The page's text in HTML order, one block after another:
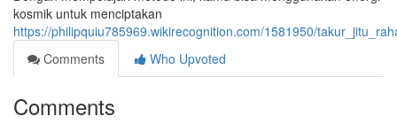
kosmik untuk menciptakan
https://philipquiu785969.wikirecognition.com/1581950/
Comments
Who Upvoted
Comments